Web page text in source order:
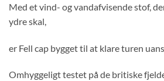
Med et vind- og vandafvisende stof,
ydre skal,
er Fell cap bygget til at klare turen
Omhyggeligt testet på de britiske